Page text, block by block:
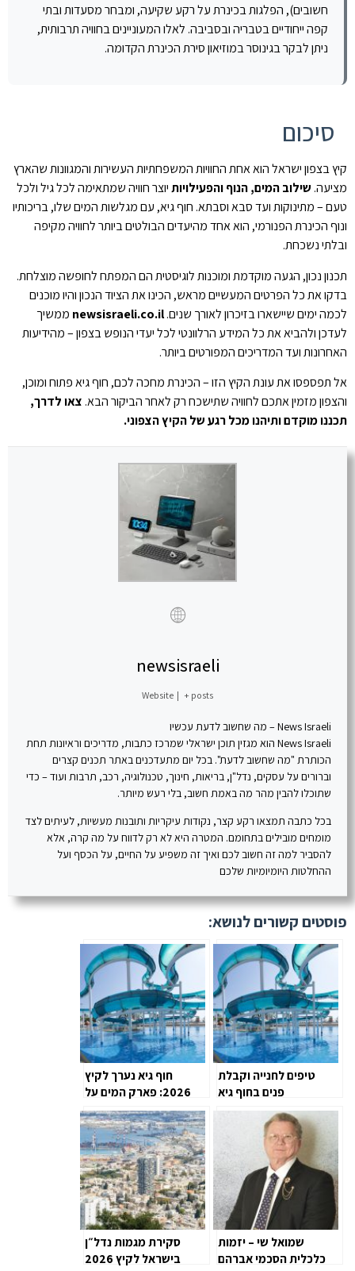
חשובים), הפלגות בכינרת על רקע שקיעה, ומבחר מסעדות ובתי
קפה ייחודיים בטבריה ובסביבה. לאלו המעוניינים בחוויה תרבותית,
ניתן לבקר בגינוסר במוזיאון סירת הכינרת הקדומה.
סיכום
קיץ בצפון ישראל הוא אחת החוויות המשפחתיות העשירות והמגוונות שהארץ
מציעה. שילוב המים, הנוף והפעילויותיוצר חוויה שמתאימה לכל גיל ולכל
טעם – מתינוקות ועד סבא וסבתא. חוף גיא, עם מגלשות המים שלו, בריכותיו
ונוף הכינרת הפנורמי, הוא אחד מהיעדים הבולטים ביותר לחוויה מקיפה
ובלתי נשכחת.
תכנון נכון, הגעה מוקדמת ומוכנות לוגיסטית הם המפתח לחופשה מוצלחת.
בדקו את כל הפרטים המעשיים מראש, הכינו את הציוד הנכון והיו מוכנים
לכמה ימים שיישארו בזיכרון לאורך שנים.newsisraeli.co.il ממשיך
לעדכן ולהביא את כל המידע הרלוונטי לכל יעדי הנופש בצפון – מהידיעות
האחרונות ועד המדריכים המפורטים ביותר.
אל תפספסו את עונת הקיץ הזו – הכינרת מחכה לכם, חוף גיא פתוח ומוכן,
והצפון מזמין אתכם לחוויה שתישכח רק לאחר הביקור הבא. צאו לדרך,
תכננו מוקדם ותיהנו מכל רגע של הקיץ הצפוני.
newsisraeli
Website | + posts
News Israeli – מה שחשוב לדעת עכשיו
News Israeli הוא מגזין תוכן ישראלי שמרכז כתבות, מדריכים וראיונות תחת
הכותרת "מה שחשוב לדעת". בכל יום מתעדכנים באתר תכנים קצרים
וברורים על עסקים, נדל"ן, בריאות, חינוך, טכנולוגיה, רכב, תרבות ועוד – כדי
שתוכלו להבין מהר מה באמת חשוב, בלי רעש מיותר.
בכל כתבה תמצאו רקע קצר, נקודות עיקריות ותובנות מעשיות, לעיתים לצד
מומחים מובילים בתחומם. המטרה היא לא רק לדווח על מה קרה, אלא
להסביר למה זה חשוב לכם ואיך זה משפיע על החיים, על הכסף ועל
ההחלטות היומיומיות שלכם
פוסטים קשורים לנושא:
טיפים לחנייה וקבלת
פנים בחוף גיא
חוף גיא נערך לקיץ
2026: פארק המים על
הכנרת פותח עונה עם
מתקנים משודרגים
שמואל שי – יזמות
כלכלית הסכמי אברהם
סקירת מגמות נדל״ן
בישראל לקיץ 2026